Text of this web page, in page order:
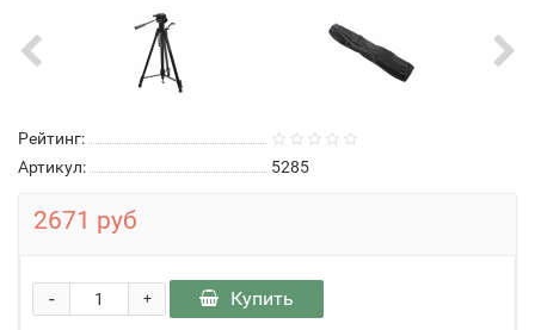
Рейтинг:
Артикул:
5285
2671 руб
+
- Купить